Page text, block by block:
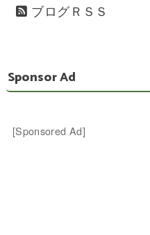
ブログＲＳＳ
Sponsor Ad
[Sponsored Ad]